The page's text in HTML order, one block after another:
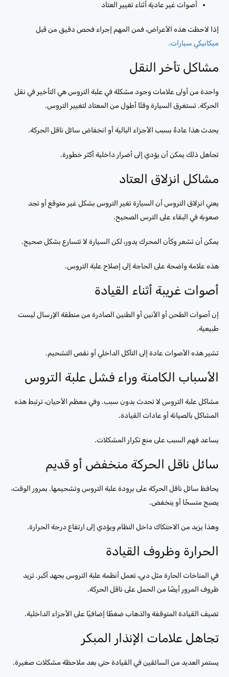
أصوات غير عادية أثناء تغيير العتاد
إذا لاحظت هذه الأعراض، فمن المهم إجراء فحص دقيق من قبل
ميكانيكي سيارات.
مشاكل تأخر النقل
واحدة من أولى علامات وجود مشكلة في علبة التروس هي التأخير في نقل
الحركة. تستغرق السيارة وقتًا أطول من المعتاد لتغيير التروس.
يحدث هذا عادةً بسبب الأجزاء البالية أو انخفاض سائل ناقل الحركة.
تجاهل ذلك يمكن أن يؤدي إلى أضرار داخلية أكثر خطورة.
مشاكل انزلاق العتاد
يعني انزلاق التروس أن السيارة تغير التروس بشكل غير متوقع أو تجد
صعوبة في البقاء على الترس الصحيح.
يمكن أن تشعر وكأن المحرك يدور، لكن السيارة لا تتسارع بشكل صحيح.
هذه علامة واضحة على الحاجة إلى إصلاح علبة التروس.
أصوات غريبة أثناء القيادة
إن أصوات الطحن أو الأنين أو الطنين الصادرة من منطقة الإرسال ليست
طبيعية.
تشير هذه الأصوات عادة إلى التآكل الداخلي أو نقص التشحيم.
الأسباب الكامنة وراء فشل علبة التروس
مشاكل علبة التروس لا تحدث بدون سبب. وفي معظم الأحيان، ترتبط هذه
المشاكل بالصيانة أو عادات القيادة.
يساعد فهم السبب على منع تكرار المشكلات.
سائل ناقل الحركة منخفض أو قديم
يحافظ سائل ناقل الحركة على برودة علبة التروس وتشحيمها. بمرور الوقت،
يصبح متسخًا أو ينخفض.
وهذا يزيد من الاحتكاك داخل النظام ويؤدي إلى ارتفاع درجة الحرارة.
الحرارة وظروف القيادة
في المناخات الحارة مثل دبي، تعمل أنظمة علبة التروس بجهد أكبر. تزيد
ظروف المرور أيضًا من الحمل على ناقل الحركة.
تضيف القيادة المتوقفة والذهاب ضغطًا إضافيًا على الأجزاء الداخلية.
تجاهل علامات الإنذار المبكر
يستمر العديد من السائقين في القيادة حتى بعد ملاحظة مشكلات صغيرة.